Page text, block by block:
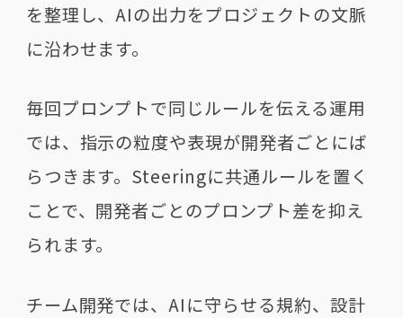
を整理し、AIの出力をプロジェクトの文脈
に沿わせます。
毎回プロンプトで同じルールを伝える運用
では、指示の粒度や表現が開発者ごとにば
らつきます。Steeringに共通ルールを置く
ことで、開発者ごとのプロンプト差を抑え
られます。
チーム開発では、AIに守らせる規約、設計